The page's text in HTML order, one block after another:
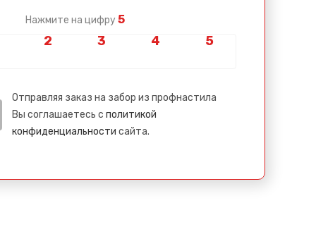
Нажмите на цифру 5
Отправляя заказ на забор из профнастила
Вы соглашаетесь с политикой
конфиденциальности сайта.